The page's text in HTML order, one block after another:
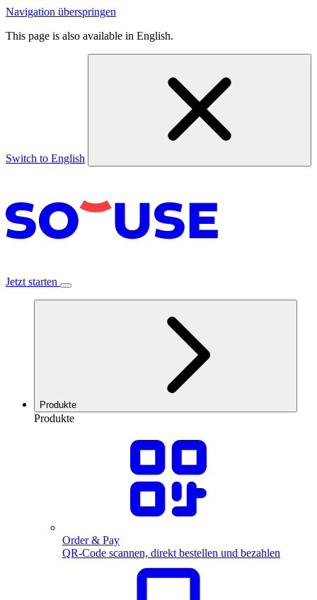
Navigation überspringen
This page is also available in English.
Switch to English
Jetzt starten
Produkte
Produkte
Order & Pay
QR-Code scannen, direkt bestellen und bezahlen